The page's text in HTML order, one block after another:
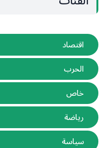
اقتصاد
الحرب
خاص
رياضة
سياسة